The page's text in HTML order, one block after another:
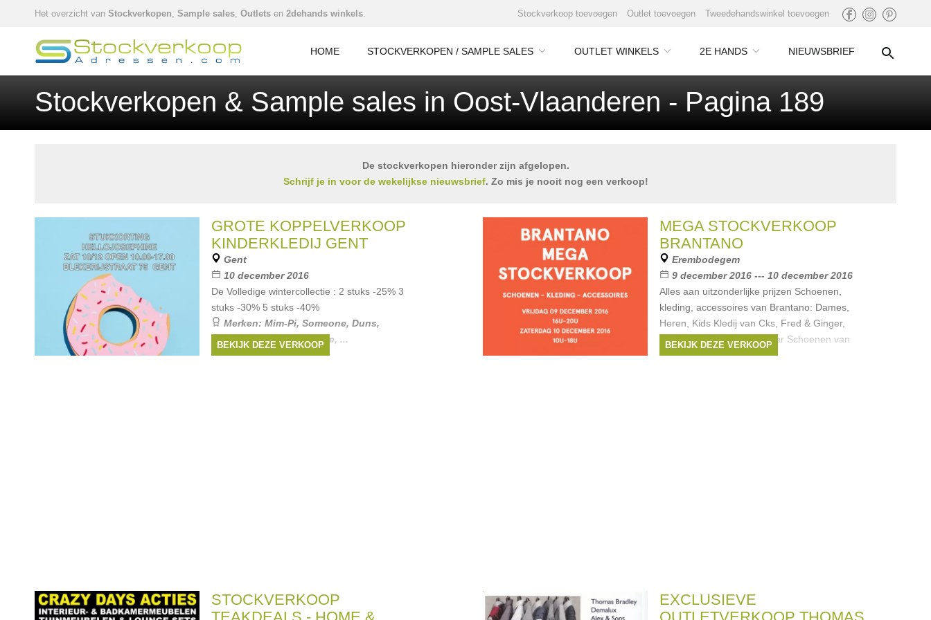
Het overzicht van Stockverkopen, Sample sales, Outlets en 2dehands winkels. Stockverkoop toevoegen Outlet toevoegen Tweedehandswinkel toevoegen
HOME STOCKVERKOPEN / SAMPLE SALES OUTLET WINKELS 2E HANDS NIEUWSBRIEF
Stockverkopen & Sample sales in Oost-Vlaanderen - Pagina 189
De stockverkopen hieronder zijn afgelopen.
Schrijf je in voor de wekelijkse nieuwsbrief. Zo mis je nooit nog een verkoop!
GROTE KOPPELVERKOOP
KINDERKLEDIJ GENT
Gent
10 december 2016
De Volledige wintercollectie : 2 stuks -25% 3
stuks -30% 5 stuks -40%
Merken: Mim-Pi, Someone, Duns,
Albababy,De Melkbrigade, ...
BEKIJK DEZE VERKOOP
MEGA STOCKVERKOOP
BRANTANO
Erembodegem
9 december 2016 --- 10 december 2016
Alles aan uitzonderlijke prijzen Schoenen,
kleding, accessoires van Brantano: Dames,
Heren, Kids Kledij van Cks, Fred & Ginger,
Friday, Baker Bridge, Ginger Schoenen van
Clarks, Kickers, Converse,
BEKIJK DEZE VERKOOP
STOCKVERKOOP
EXCLUSIEVE